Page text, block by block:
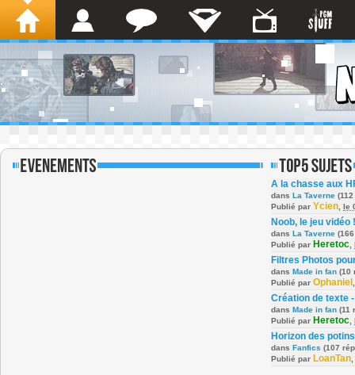
A la chasse aux
dans La Taverne
Publié par Ycien le
Noob, le jeu vidéo !
dans La Taverne
Publié par Heretoc
Filtres Photos
dans Made in fan (10
Publié par Ophaniel
Création de texte
dans Made in fan (11
Publié par Heretoc
Horizon des potins
dans Fanfics (107
Publié par LoanTan